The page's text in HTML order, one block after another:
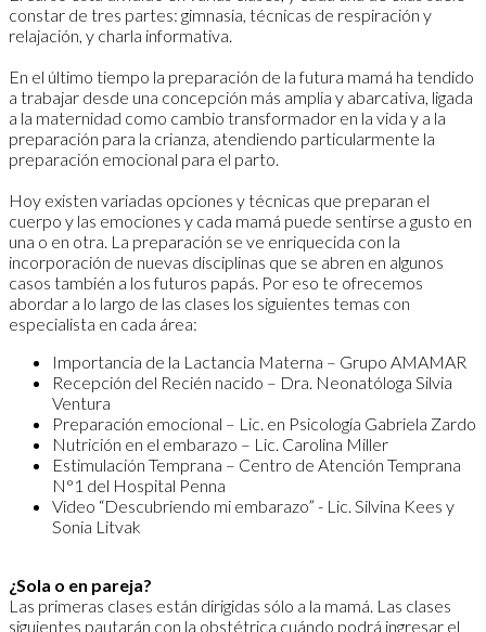
constar de tres partes: gimnasia, técnicas de respiración y
relajación, y charla informativa.
En el último tiempo la preparación de la futura mamá ha tendido
a trabajar desde una concepción más amplia y abarcativa, ligada
a la maternidad como cambio transformador en la vida y a la
preparación para la crianza, atendiendo particularmente la
preparación emocional para el parto.
Hoy existen variadas opciones y técnicas que preparan el
cuerpo y las emociones y cada mamá puede sentirse a gusto en
una o en otra. La preparación se ve enriquecida con la
incorporación de nuevas disciplinas que se abren en algunos
casos también a los futuros papás. Por eso te ofrecemos
abordar a lo largo de las clases los siguientes temas con
especialista en cada área:
Importancia de la Lactancia Materna – Grupo AMAMAR
Recepción del Recién nacido – Dra. Neonatóloga Silvia
Ventura
Preparación emocional – Lic. en Psicología Gabriela Zardo
Nutrición en el embarazo – Lic. Carolina Miller
Estimulación Temprana – Centro de Atención Temprana
N°1 del Hospital Penna
Video “Descubriendo mi embarazo” - Lic. Silvina Kees y
Sonia Litvak
¿Sola o en pareja?
Las primeras clases están dirigidas sólo a la mamá. Las clases
siguientes pautarán con la obstétrica cuándo podrá ingresar el